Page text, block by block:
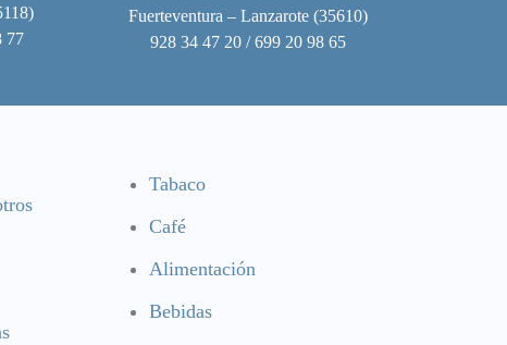
77
Fuerteventura – Lanzarote (35610)
928 34 47 20 / 699 20 98 65
Tabaco
Café
Alimentación
Bebidas